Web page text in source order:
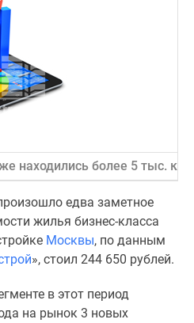
находились более 5 тыс.
едва заметное
жилья бизнес-класса
Москвы, по данным
», стоил 244 650 рублей.
в этот период
на рынок 3 новых